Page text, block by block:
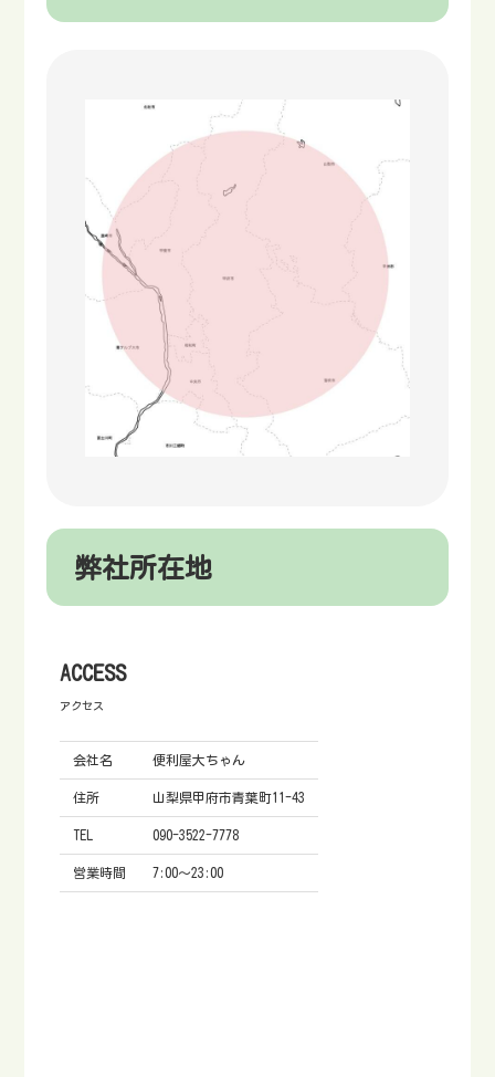
弊社所在地
ACCESS
アクセス
会社名 便利屋大ちゃん
住所 山梨県甲府市青葉町11-43
TEL 090-3522-7778
営業時間 7:00～23:00